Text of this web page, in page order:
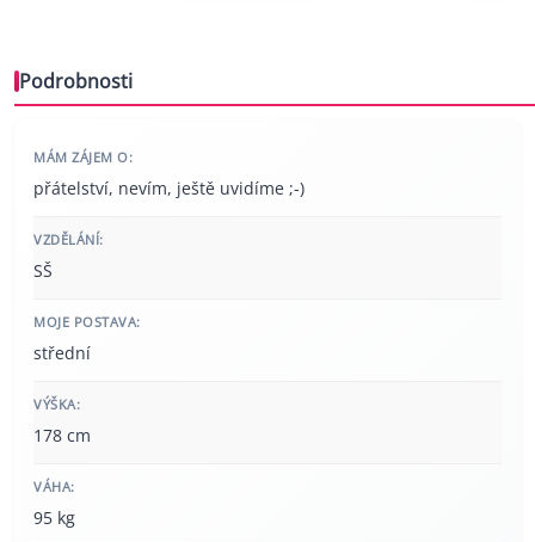
Podrobnosti
MÁM ZÁJEM O:
přátelství, nevím, ještě uvidíme ;-)
VZDĚLÁNÍ:
SŠ
MOJE POSTAVA:
střední
VÝŠKA:
178 cm
VÁHA:
95 kg